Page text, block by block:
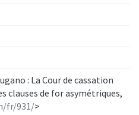
: La Cour de cassation
clauses de for asymétriques,
fr/931/>